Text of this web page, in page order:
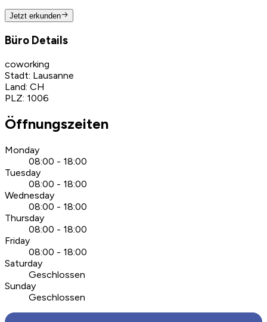
Jetzt erkunden
Büro Details
coworking
Stadt: Lausanne
Land: CH
PLZ: 1006
Öffnungszeiten
Monday
08:00 - 18:00
Tuesday
08:00 - 18:00
Wednesday
08:00 - 18:00
Thursday
08:00 - 18:00
Friday
08:00 - 18:00
Saturday
Geschlossen
Sunday
Geschlossen